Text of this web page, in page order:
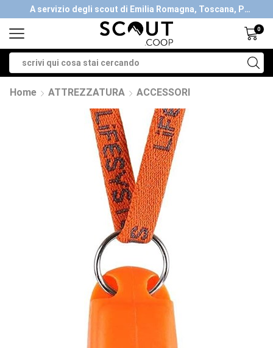
A servizio degli scout di Emilia Romagna, Toscana, Piemonte, Valle d'Aosta- Gratis la spedizione con ordini > €40
0
Home ATTREZZATURA ACCESSORI